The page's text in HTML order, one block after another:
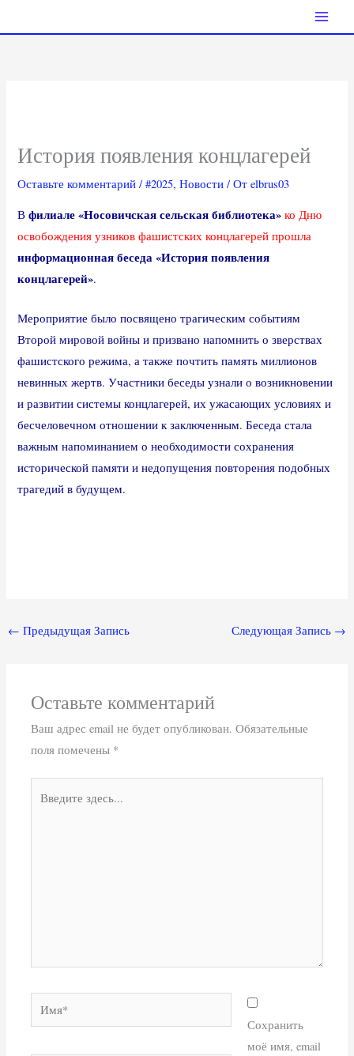
к
История появления концлагерей
Оставьте комментарий /#2025,Новости / Отelbrus03
Вфилиале «Носовичская сельская библиотека» ко Дню
освобождения узников фашистских концлагерей прошла
информационная беседа «История появления
концлагерей».
Мероприятие было посвящено трагическим событиям
Второй мировой войны и призвано напомнить о зверствах
фашистского режима, а также почтить память миллионов
невинных жертв. Участники беседы узнали о возникновении
и развитии системы концлагерей, их ужасающих условиях и
бесчеловечном отношении к заключенным. Беседа стала
важным напоминанием о необходимости сохранения
исторической памяти и недопущения повторения подобных
трагедий в будущем.
← Предыдущая Запись Следующая Запись →
Оставьте комментарий
Ваш адрес email не будет опубликован. Обязательные
поля помечены *
здесь...
Имя*
Сохранить
моё имя, email